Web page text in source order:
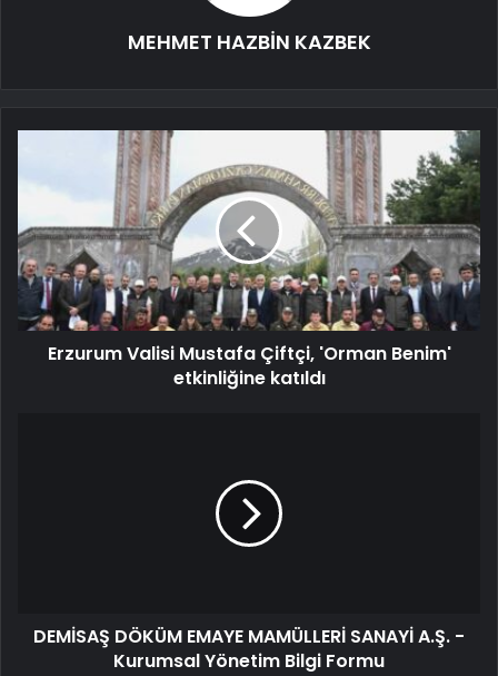
MEHMET HAZBİN KAZBEK
Erzurum Valisi Mustafa Çiftçi, 'Orman Benim'
etkinliğine katıldı
DEMİSAŞ DÖKÜM EMAYE MAMÜLLERİ SANAYİ A.Ş. -
Kurumsal Yönetim Bilgi Formu